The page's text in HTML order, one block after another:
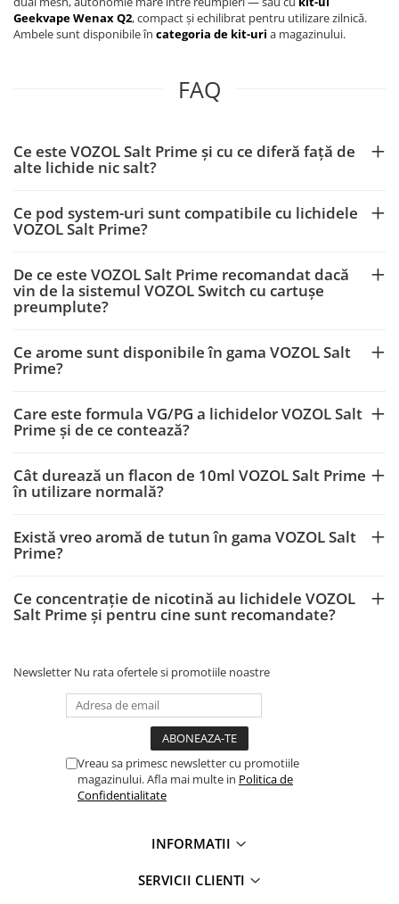
Geekvape Wenax Q2, compact și echilibrat pentru utilizare zilnică.
Ambele sunt disponibile în categoria de kit-uri a magazinului.
FAQ
Ce este VOZOL Salt Prime și cu ce diferă față de
alte lichide nic salt?
Ce pod system-uri sunt compatibile cu lichidele
VOZOL Salt Prime?
De ce este VOZOL Salt Prime recomandat dacă
vin de la sistemul VOZOL Switch cu cartușe
preumplute?
Ce arome sunt disponibile în gama VOZOL Salt
Prime?
Care este formula VG/PG a lichidelor VOZOL Salt
Prime și de ce contează?
Cât durează un flacon de 10ml VOZOL Salt Prime
în utilizare normală?
Există vreo aromă de tutun în gama VOZOL Salt
Prime?
Ce concentrație de nicotină au lichidele VOZOL
Salt Prime și pentru cine sunt recomandate?
Newsletter Nu rata ofertele si promotiile noastre
Vreau sa primesc newsletter cu promotiile
magazinului. Afla mai multe in Politica de
Confidentialitate
INFORMATII
SERVICII CLIENTI